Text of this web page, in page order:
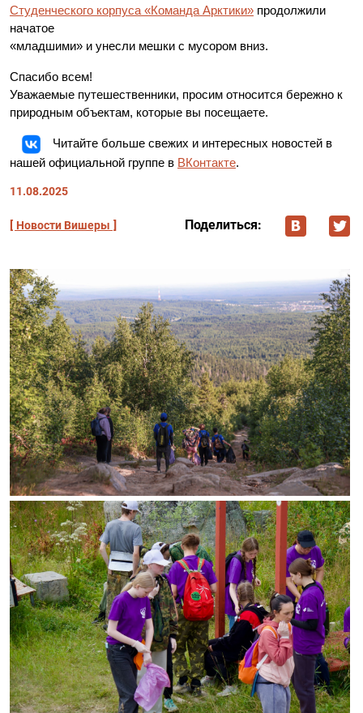
Студенческого корпуса «Команда Арктики» продолжили
начатое
«младшими» и унесли мешки с мусором вниз.
Спасибо всем!
Уважаемые путешественники, просим относится бережно к
природным объектам, которые вы посещаете.
Читайте больше свежих и интересных новостей в
нашей официальной группе в ВКонтакте.
11.08.2025
Новости Вишеры Поделиться: